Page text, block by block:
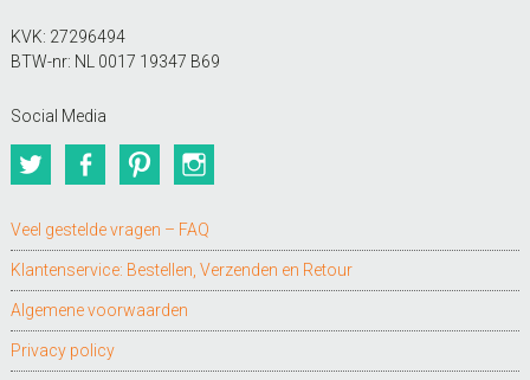
KVK: 27296494
BTW-nr: NL 0017 19347 B69
Social Media
TwitterFacebookPinterest
Veel gestelde vragen – FAQ
Klantenservice: Bestellen, Verzenden en Retour
Algemene voorwaarden
Privacy policy